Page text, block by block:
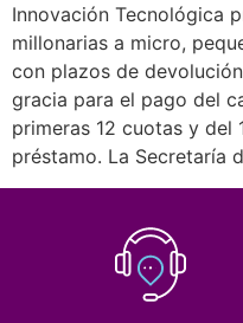
Innovación Tecnológica
millonarias a micro,
con plazos de
gracia para el pago del
primeras 12 cuotas y del
préstamo. La Secretaría